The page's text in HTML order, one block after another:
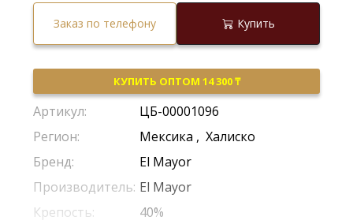
Заказ по телефону Купить
КУПИТЬ ОПТОМ 14 300 ₸
Артикул:
ЦБ-00001096
Регион:
Мексика , Халиско
Бренд:
El Mayor
Производитель: El Mayor
Крепость:
40%